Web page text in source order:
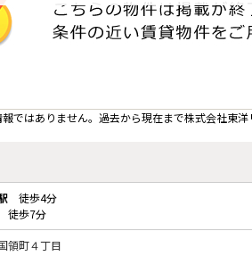
ではありません。過去から現在まで株式会社東
徒歩4分
歩7分
領町４丁目